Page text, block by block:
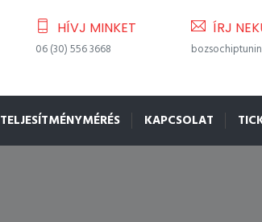
HÍVJ MINKET
06 (30) 556 3668
ÍRJ
TELJESÍTMÉNYMÉRÉS KAPCSOLAT